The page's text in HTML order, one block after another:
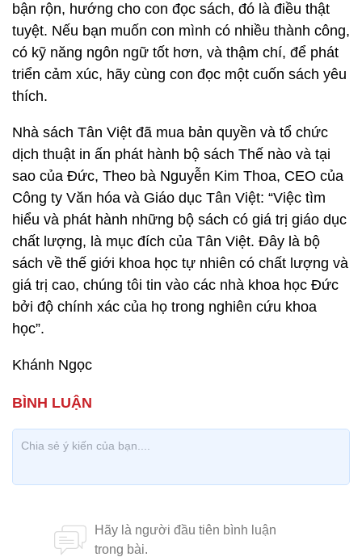
bận rộn, hướng cho con đọc sách, đó là điều thật
tuyệt. Nếu bạn muốn con mình có nhiều thành công,
có kỹ năng ngôn ngữ tốt hơn, và thậm chí, để phát
triển cảm xúc, hãy cùng con đọc một cuốn sách yêu
thích.
Nhà sách Tân Việt đã mua bản quyền và tổ chức
dịch thuật in ấn phát hành bộ sách Thế nào và tại
sao của Đức, Theo bà Nguyễn Kim Thoa, CEO của
Công ty Văn hóa và Giáo dục Tân Việt: “Việc tìm
hiểu và phát hành những bộ sách có giá trị giáo dục
chất lượng, là mục đích của Tân Việt. Đây là bộ
sách về thế giới khoa học tự nhiên có chất lượng và
giá trị cao, chúng tôi tin vào các nhà khoa học Đức
bởi độ chính xác của họ trong nghiên cứu khoa
học”.
Khánh Ngọc